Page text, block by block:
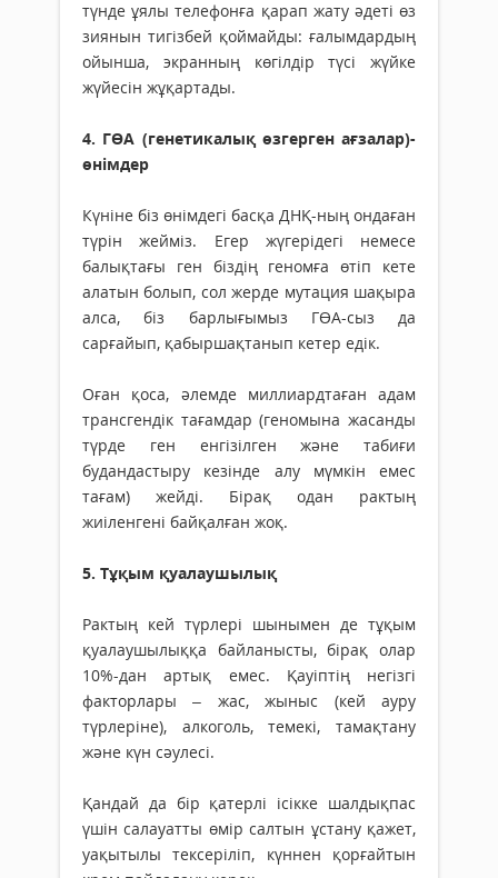
түнде ұялы телефонға қарап жату әдеті өз
зиянын тигізбей қоймайды: ғалымдардың
ойынша, экранның көгілдір түсі жүйке
жүйесін жұқартады.
4. ГӨА (генетикалық өзгерген ағзалар)-
өнімдер
Күніне біз өнімдегі басқа ДНҚ-ның ондаған
түрін жейміз. Егер жүгерідегі немесе
балықтағы ген біздің геномға өтіп кете
алатын болып, сол жерде мутация шақыра
алса, біз барлығымыз ГӨА-сыз да
сарғайып, қабыршақтанып кетер едік.
Оған қоса, әлемде миллиардтаған адам
трансгендік тағамдар (геномына жасанды
түрде ген енгізілген және табиғи
будандастыру кезінде алу мүмкін емес
тағам) жейді. Бірақ одан рактың
жиіленгені байқалған жоқ.
5. Тұқым қуалаушылық
Рактың кей түрлері шынымен де тұқым
қуалаушылыққа байланысты, бірақ олар
10%-дан артық емес. Қауіптің негізгі
факторлары – жас, жыныс (кей ауру
түрлеріне), алкоголь, темекі, тамақтану
және күн сәулесі.
Қандай да бір қатерлі ісікке шалдықпас
үшін салауатты өмір салтын ұстану қажет,
уақытылы тексеріліп, күннен қорғайтын